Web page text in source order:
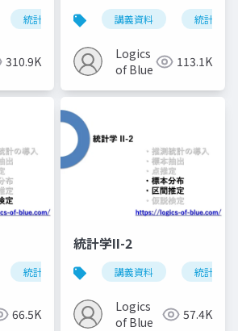
統計学
310.9K
講義資料 統計学
Logics
of Blue
113.1K
統計学
66.5K
統計学II-2
講義資料 統計学
Logics
of Blue
57.4K